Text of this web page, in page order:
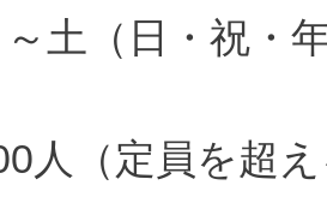
～土（日・祝・
人（定員を超